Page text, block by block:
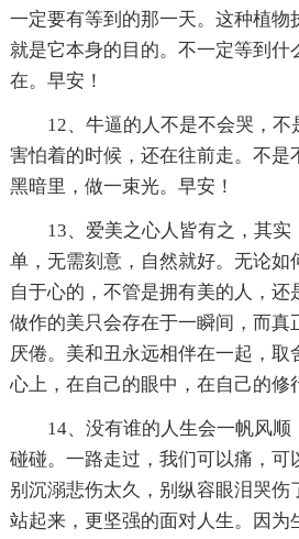
一定要有等到的那一天。这种植物
就是它本身的目的。不一定等到什
在。早安！
12、牛逼的人不是不会哭，
害怕着的时候，还在往前走。不是
黑暗里，做一束光。早安！
13、爱美之心人皆有之，其
单，无需刻意，自然就好。无论如
自于心的，不管是拥有美的人，还
做作的美只会存在于一瞬间，而真
厌倦。美和丑永远相伴在一起，取
心上，在自己的眼中，在自己的修
14、没有谁的人生会一帆风
碰碰。一路走过，我们可以痛，可
别沉溺悲伤太久，别纵容眼泪哭伤
站起来，更坚强的面对人生。因为